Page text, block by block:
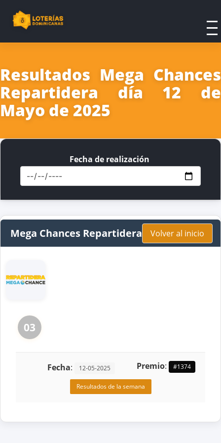
Resultados Mega Chances
Repartidera día 12 de
Mayo de 2025
Fecha de realización
Mega Chances Repartidera Volver al inicio
03
Fecha: 12-05-2025 Premio: #1374
Resultados de la semana